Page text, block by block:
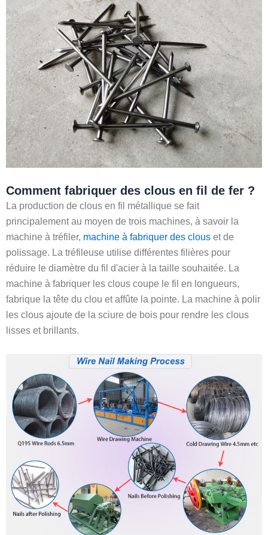
Comment fabriquer des clous en fil de fer ?
La production de clous en fil métallique se fait
principalement au moyen de trois machines, à savoir la
machine à tréfiler, machine à fabriquer des clous et de
polissage. La tréfileuse utilise différentes filières pour
réduire le diamètre du fil d'acier à la taille souhaitée. La
machine à fabriquer les clous coupe le fil en longueurs,
fabrique la tête du clou et affûte la pointe. La machine à polir
les clous ajoute de la sciure de bois pour rendre les clous
lisses et brillants.